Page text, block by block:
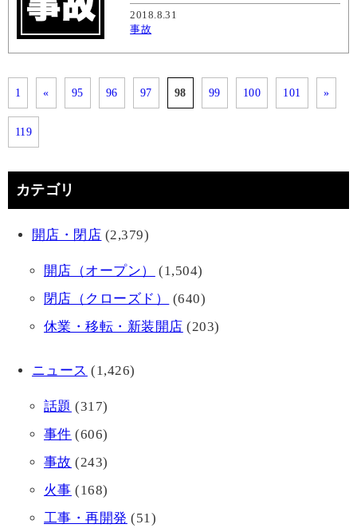
2018.8.31
事故
1 « 95 96 97 98 99 100 101 »
119
カテゴリ
開店・閉店 (2,379)
開店（オープン）
(1,504)
閉店（クローズド）
(640)
休業・移転・新装開店 (203)
ニュース (1,426)
話題 (317)
事件 (606)
事故 (243)
火事 (168)
工事・再開発 (51)